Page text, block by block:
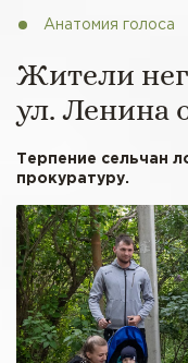
Анатомия голоса
Жители
ул. Ленина
Терпение сельчан
прокуратуру.